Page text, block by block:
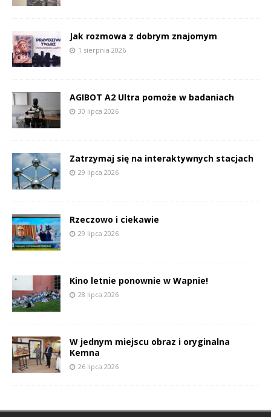
Jak rozmowa z dobrym znajomym
1 sierpnia 2026
AGIBOT A2 Ultra pomoże w badaniach
30 lipca 2026
Zatrzymaj się na interaktywnych stacjach
29 lipca 2026
Rzeczowo i ciekawie
29 lipca 2026
Kino letnie ponownie w Wapnie!
28 lipca 2026
W jednym miejscu obraz i oryginalna
Kemna
26 lipca 2026